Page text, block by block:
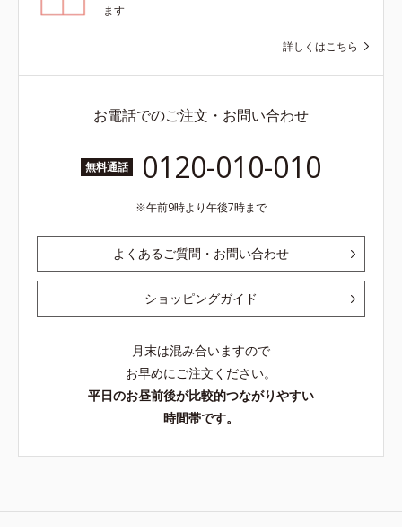
ます
詳しくはこちら
お電話でのご注文・お問い合わせ
無料通話 0120-010-010
午前9時より午後7時まで
よくあるご質問・お問い合わせ
ショッピングガイド
月末は混み合いますので
お早めにご注文ください。
平日のお昼前後が比較的つながりやすい
時間帯です。